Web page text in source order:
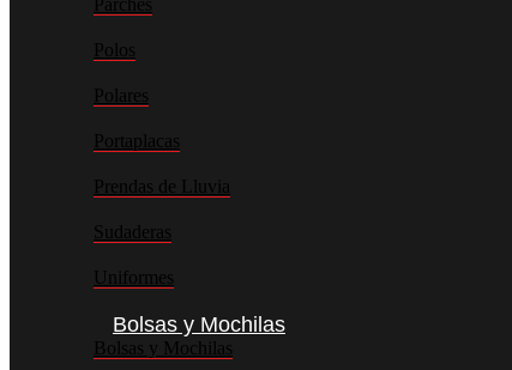
Parches
Polos
Polares
Portaplacas
Prendas de Lluvia
Sudaderas
Uniformes
Bolsas y Mochilas
Bolsas y Mochilas